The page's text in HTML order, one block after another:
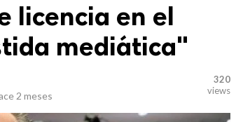
licencia en el
mediática"
2 meses
320
views